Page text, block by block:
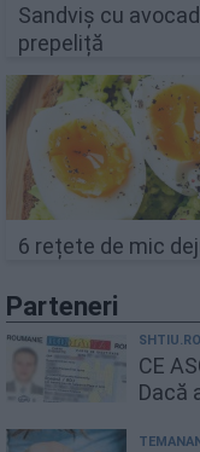
Sandviș cu
prepeliță
6 rețete de mic
Parteneri
SHTIU.RO
CE
Dacă